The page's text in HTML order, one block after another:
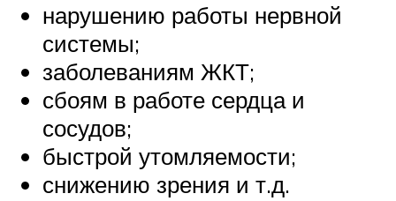
нарушению работы нервной
системы;
заболеваниям ЖКТ;
сбоям в работе сердца и
сосудов;
быстрой утомляемости;
снижению зрения и т.д.